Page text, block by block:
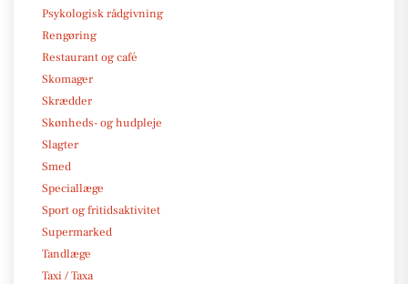
Psykologisk rådgivning
Rengøring
Restaurant og café
Skomager
Skrædder
Skønheds- og hudpleje
Slagter
Smed
Speciallæge
Sport og fritidsaktivitet
Supermarked
Tandlæge
Taxi / Taxa